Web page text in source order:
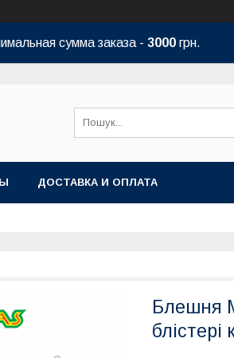
сумма заказа - 3000 грн.
ДОСТАВКА И ОПЛАТА
Блешня